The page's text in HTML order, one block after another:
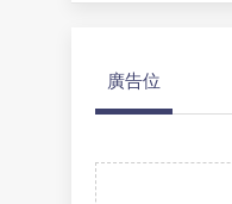
廣告位